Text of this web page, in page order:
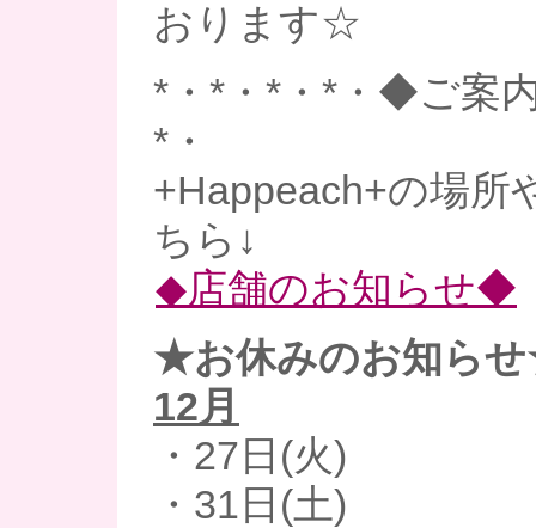
おります☆
*・*・*・*・◆ご案
*・
+Happeach+の場所
ちら↓
◆店舗のお知らせ◆
★お休みのお知ら
12月
・27日(火)
・31日(土)